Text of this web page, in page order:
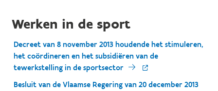
Werken in de sport
Decreet van 8 november 2013 houdende het stimuleren,
het coördineren en het subsidiëren van de
tewerkstelling in de sportsector
Besluit van de Vlaamse Regering van 20 december 2013